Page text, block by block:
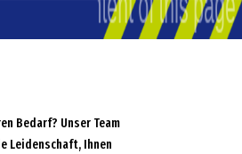
Bedarf? Unser Team
Leidenschaft, Ihnen